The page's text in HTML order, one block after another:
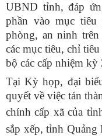
UBND tỉnh, đáp
phần vào mục
phòng, an ninh
các mục tiêu, chỉ
bộ các cấp nhiệm
Tại Kỳ họp, đại
quyết về việc tán
chính cấp xã của
sắp xếp, tỉnh